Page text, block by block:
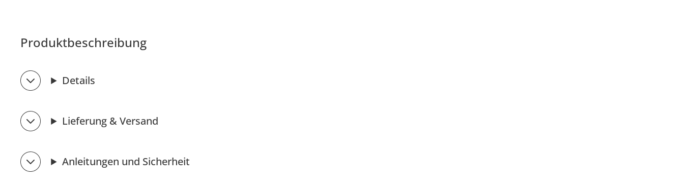
Produktbeschreibung
Details
Lieferung & Versand
Anleitungen und Sicherheit